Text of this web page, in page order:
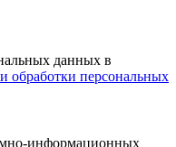
данных в
обработки персональных
информационных